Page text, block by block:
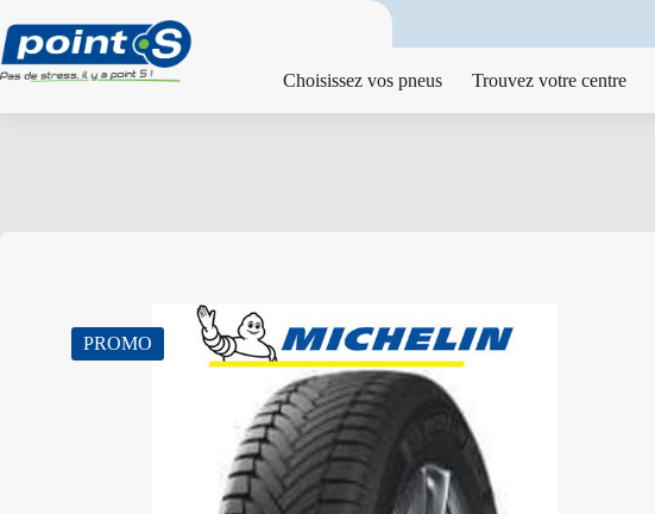
au
contenu
Choisissez vos pneus Trouvez votre centre
PROMO